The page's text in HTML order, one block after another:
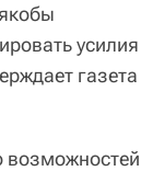
усилия
газета
возможностей